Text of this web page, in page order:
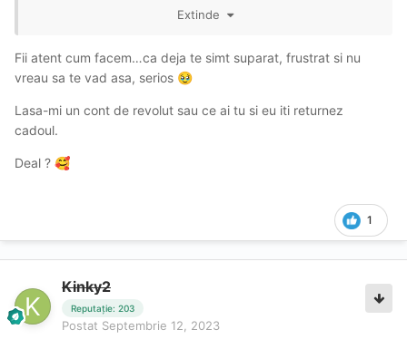
timpul actului sexual, ar trebui să îți regândești strategia și
Extinde
Fii atent cum facem…ca deja te simt suparat, frustrat si nu
vreau sa te vad asa, serios 🥹
Lasa-mi un cont de revolut sau ce ai tu si eu iti returnez
cadoul.
Deal ? 🥰
1
Kinky2
Reputație: 203
Postat Septembrie 12, 2023